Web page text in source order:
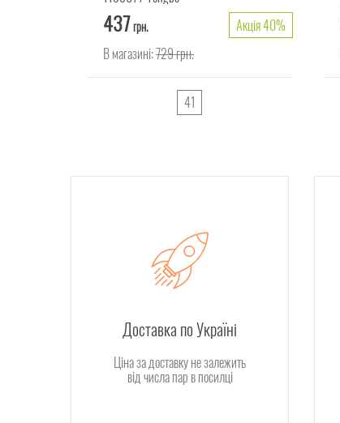
437грн.
Акція 40%
В магазині:729грн.
41
Доставка по Україні
Ціна за доставку не залежить
від числа пар в посилці